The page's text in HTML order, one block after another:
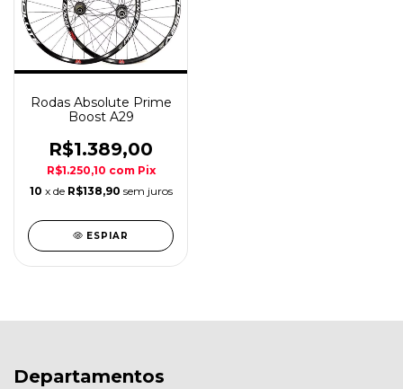
Rodas Absolute Prime
Boost A29
R$1.389,00
R$1.250,10 com Pix
10 x de R$138,90 sem juros
ESPIAR
Departamentos